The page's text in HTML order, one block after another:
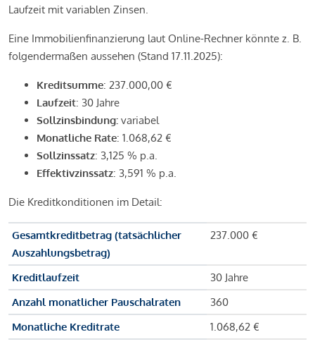
Laufzeit mit variablen Zinsen.
Eine Immobilienfinanzierung laut Online-Rechner könnte z. B.
folgendermaßen aussehen (Stand 17.11.2025):
Kreditsumme: 237.000,00 €
Laufzeit: 30 Jahre
Sollzinsbindung: variabel
Monatliche Rate: 1.068,62 €
Sollzinssatz: 3,125 % p.a.
Effektivzinssatz: 3,591 % p.a.
Die Kreditkonditionen im Detail:
Gesamtkreditbetrag (tatsächlicher
Auszahlungsbetrag)
237.000 €
Kreditlaufzeit
30 Jahre
Anzahl monatlicher Pauschalraten
360
Monatliche Kreditrate
1.068,62 €